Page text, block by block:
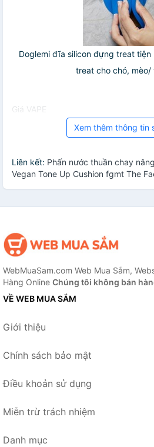
Doglemi đĩa silicon đựng treat
treat cho chó, mèo/
Giá VAPE
Xem thêm thông tin
Liên kết: Phấn nước thuần chay
Vegan Tone Up Cushion fgmt The
WebMuaSam.com Web Mua Sắm,
Hàng Online Chúng tôi không bán
VỀ WEB MUA SẮM
Giới thiệu
Chính sách bảo mật
Điều khoản sử dụng
Miễn trừ trách nhiệm
Danh mục